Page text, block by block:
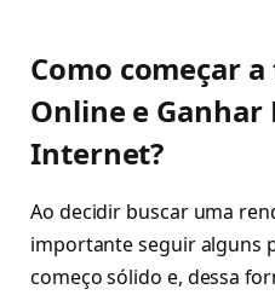
Como começar
Online e
Internet?
Ao decidir buscar uma
importante seguir alguns
começo sólido e, dessa